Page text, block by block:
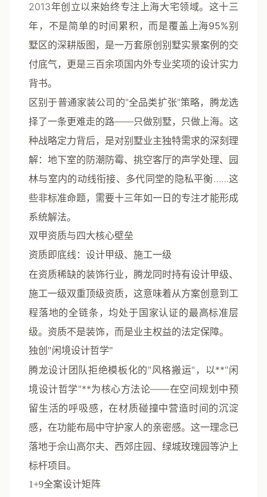
2013年创立以来始终专注上海大宅领域。这十三
年，不是简单的时间累积，而是覆盖上海95%别
墅区的深耕版图，是一万套原创别墅实景案例 的交
付底气，更是三百余项国内外专业奖项的设计实力
背书。
区别于普通家装公司的"全品类扩张"策略，腾龙选
择了一条更难走的路——只做别墅，只做上海。这
种战略定力背后，是对别墅业主独特需求的深刻理
解：地下室的防潮防霉、挑空客厅的声学处理、园
林与室内的动线衔接、多代同堂的隐私平衡……这
些非标准命题，需要十三年如一日的专注才能形成
系统解法。
双甲资质与四大核心壁垒
资质即底线：设计甲级、施工一级
在资质稀缺的装饰行业，腾龙同时持有设计甲级、
施工一级双重顶级资质，这意味着从方案创意到工
程落地的全链条，均处于国家认证的最高标准层
级。资质不是装饰，而是业主权益的法定保障。
独创"闲境设计哲学"
腾龙设计团队拒绝模板化的"风格搬运"，以**"闲
境设计哲学"**为核心方法论——在空间规划中预
留生活的呼吸感，在材质碰撞中营造时间的沉淀
感，在功能布局中守护家人的亲密感。这一理念已
落地于佘山高尔夫、西郊庄园、绿城玫瑰园等沪上
标杆项目。
1+9全案设计矩阵